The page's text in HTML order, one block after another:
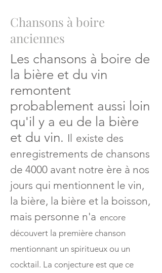
Chansons à boire
anciennes
Les chansons à boire de
la bière et du vin
remontent
probablement aussi loin
qu'il y a eu de la bière
et du vin. Il existe des
enregistrements de chansons
de 4000 avant notre ère à nos
jours qui mentionnent le vin,
la bière, la bière et la boisson,
mais personne n'a encore
découvert la première chanson
mentionnant un spiritueux ou un
cocktail. La conjecture est que ce